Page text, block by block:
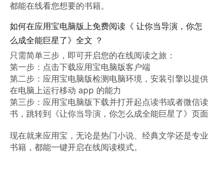
都能在线看您想要的书籍。
如何在应用宝电脑版上免费阅读《 让你当导演，你怎
么成全能巨星了》全文 ？
只需简单三步，即可开启您的在线阅读之旅：
第一步：点击下载应用宝电脑版客户端
第二步：应用宝电脑版检测电脑环境，安装引擎以提供
在电脑上运行移动 app 的能力
第三步：应用宝电脑版下载并打开起点读书或者微信读
书，跳转到《让你当导演，你怎么成全能巨星了》页面
现在就来应用宝，无论是热门小说、经典文学还是专业
书籍，都能一键开启在线阅读模式。